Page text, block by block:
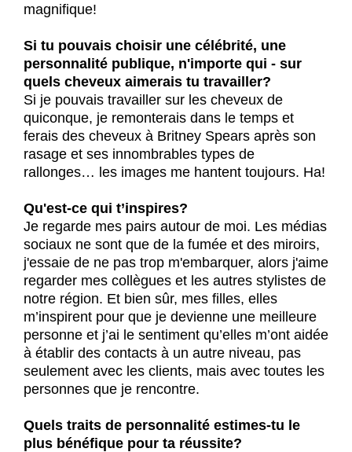
magnifique!
Si tu pouvais choisir une célébrité, une
personnalité publique, n'importe qui - sur
quels cheveux aimerais tu travailler?
Si je pouvais travailler sur les cheveux de
quiconque, je remonterais dans le temps et
ferais des cheveux à Britney Spears après son
rasage et ses innombrables types de
rallonges… les images me hantent toujours. Ha!
Qu'est-ce qui t’inspires?
Je regarde mes pairs autour de moi. Les médias
sociaux ne sont que de la fumée et des miroirs,
j'essaie de ne pas trop m'embarquer, alors j'aime
regarder mes collègues et les autres stylistes de
notre région. Et bien sûr, mes filles, elles
m’inspirent pour que je devienne une meilleure
personne et j’ai le sentiment qu’elles m’ont aidée
à établir des contacts à un autre niveau, pas
seulement avec les clients, mais avec toutes les
personnes que je rencontre.
Quels traits de personnalité estimes-tu le
plus bénéfique pour ta réussite?